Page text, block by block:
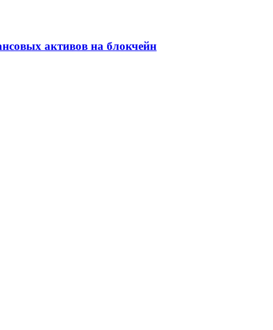
активов на блокчейн